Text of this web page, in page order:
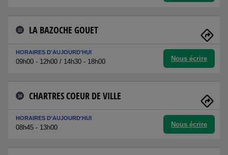
33 LA BAZOCHE GOUET
HORAIRES D'AUJOURD'HUI
09h00 - 12h00 / 14h30 - 18h00 Nous écrire
34 CHARTRES COEUR DE VILLE
HORAIRES D'AUJOURD'HUI
08h45 - 13h00 Nous écrire